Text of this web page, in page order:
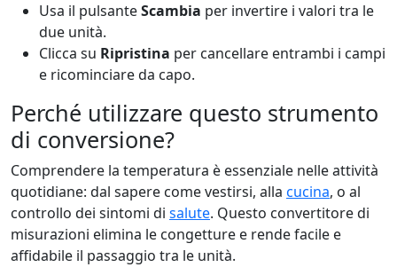
Usa il pulsanteScambia per invertire i valori tra le
due unità.
Clicca su Ripristina per cancellare entrambi i campi
e ricominciare da capo.
Perché utilizzare questo strumento
di conversione?
Comprendere la temperatura è essenziale nelle attività
quotidiane: dal sapere come vestirsi, alla cucina, o al
controllo dei sintomi di salute. Questo convertitore di
misurazioni elimina le congetture e rende facile e
affidabile il passaggio tra le unità.